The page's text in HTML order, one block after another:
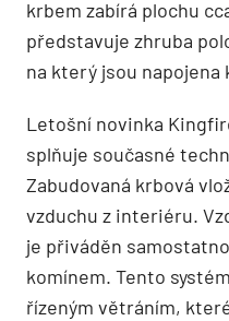
krbem zabírá plochu
představuje zhruba
na který jsou napojena
Letošní novinka
splňuje současné
Zabudovaná krbová
vzduchu z interiéru.
je přiváděn
komínem. Tento
řízeným větráním,